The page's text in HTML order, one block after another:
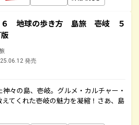
６ 地球の歩き方 島旅 壱岐 ５
発売
々の島、壱岐。グルメ・カルチャー・
てくれた壱岐の魅力を凝縮！さあ、島